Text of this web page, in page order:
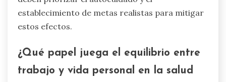
deteriorarse, afectando tanto los aspectos
personales como profesionales de la vida. La
correlacionan con niveles aumentados de
ansiedad y depresión, particularmente en
entornos de alta presión. Los emprendedores